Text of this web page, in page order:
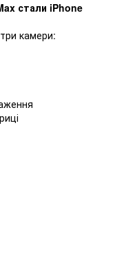
стали iPhone
камери: